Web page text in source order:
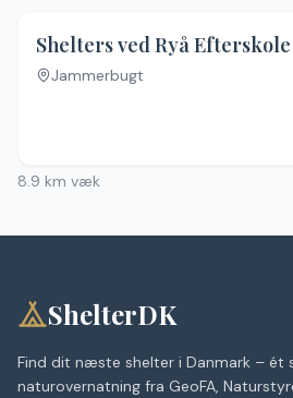
Shelters ved Ryå Efterskole
Jammerbugt
8.9 km væk
ShelterDK
Find dit næste shelter i Danmark – ét
naturovernatning fra GeoFA,